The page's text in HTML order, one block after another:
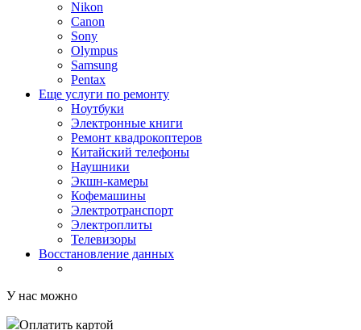
Nikon
Canon
Sony
Olympus
Samsung
Pentax
Еще услуги по ремонту
Ноутбуки
Электронные книги
Ремонт квадрокоптеров
Китайский телефоны
Наушники
Экшн-камеры
Кофемашины
Электротранспорт
Электроплиты
Телевизоры
Восстановление данных
У нас можно
Оплатить картой